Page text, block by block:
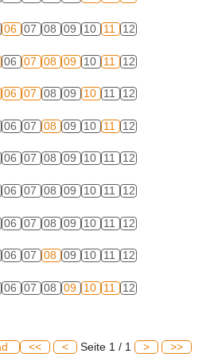
06 07 08 09 10 11 12
06 07 08 09 10 11 12
06 07 08 09 10 11 12
06 07 08 09 10 11 12
06 07 08 09 10 11 12
06 07 08 09 10 11 12
06 07 08 09 10 11 12
06 07 08 09 10 11 12
06 07 08 09 10 11 12
<< < Seite 1 / 1 > >>